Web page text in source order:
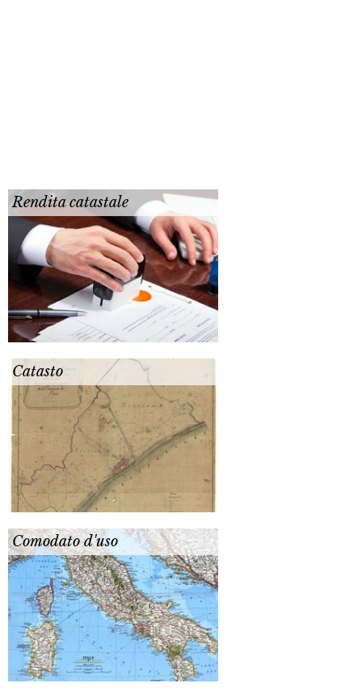
Rendita catastale
Catasto
Comodato d'uso